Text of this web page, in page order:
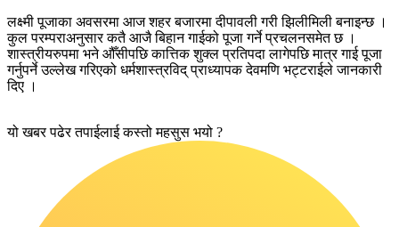
लक्ष्मी पूजाका अवसरमा आज शहर बजारमा दीपावली गरी झिलीमिली बनाइन्छ ।
कुल परम्पराअनुसार कतै आजै बिहान गाईको पूजा गर्ने प्रचलनसमेत छ ।
शास्त्रीयरुपमा भने औँसीपछि कात्तिक शुक्ल प्रतिपदा लागेपछि मात्र गाई पूजा
गर्नुपर्ने उल्लेख गरिएको धर्मशास्त्रविद् प्राध्यापक देवमणि भट्टराईले जानकारी
दिए ।
यो खबर पढेर तपाईलाई कस्तो महसुस भयो ?